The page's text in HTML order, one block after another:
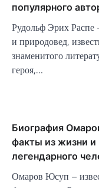
популярного
Рудольф Эрих Распе
и природовед,
знаменитого
героя,…
Биография
факты из жизни
легендарного
Омаров Юсуп –